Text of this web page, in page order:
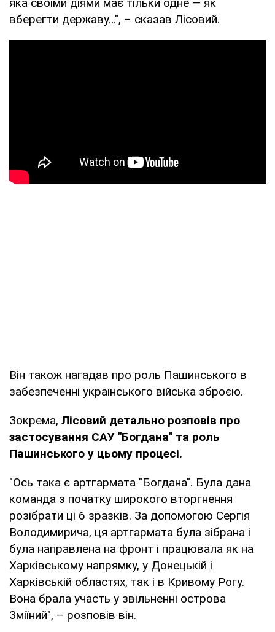
вберегти державу…", – сказав Лісовий.
Він також нагадав про роль Пашинського в
забезпеченні українського війська зброєю.
Зокрема, Лісовий детально розповів про
застосування САУ "Богдана" та роль
Пашинського у цьому процесі.
"Ось така є артгармата "Богдана". Була дана
команда з початку широкого вторгнення
розібрати ці 6 зразків. За допомогою Сергія
Володимирича, ця артгармата була зібрана і
була направлена на фронт і працювала як на
Харківському напрямку, у Донецькій і
Харківській областях, так і в Кривому Рогу.
Вона брала участь у звільненні острова
Зміїний", – розповів він.